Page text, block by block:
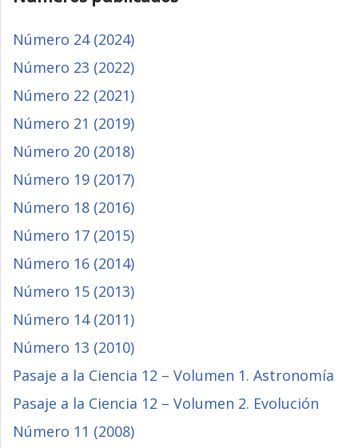
Número 24 (2024)
Número 23 (2022)
Número 22 (2021)
Número 21 (2019)
Número 20 (2018)
Número 19 (2017)
Número 18 (2016)
Número 17 (2015)
Número 16 (2014)
Número 15 (2013)
Número 14 (2011)
Número 13 (2010)
Pasaje a la Ciencia 12 – Volumen 1. Astronomía
Pasaje a la Ciencia 12 – Volumen 2. Evolución
Número 11 (2008)